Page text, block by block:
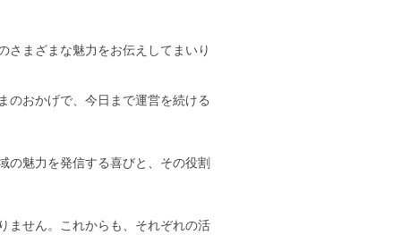
さまざまな魅力をお伝えしてまいり
のおかげで、今日まで運営を続ける
の魅力を発信する喜びと、その役割
ません。これからも、それぞれの活